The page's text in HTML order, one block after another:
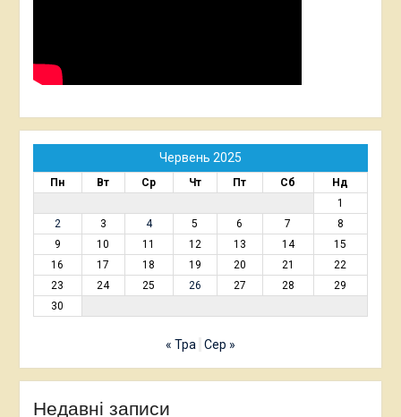
Червень 2025
Пн Вт Ср Чт Пт Сб
Нд
1
2
3 4 5 6 7
8
9
10 11 12 13 14
15
16
17 18 19 20 21
22
23
24 25 26 27 28
29
30
« Тра Сер »
Недавні записи